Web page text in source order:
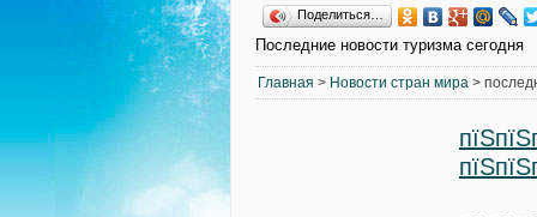
Поделиться…
Последние новости туризма сегодня
Главная > Новости стран мира >